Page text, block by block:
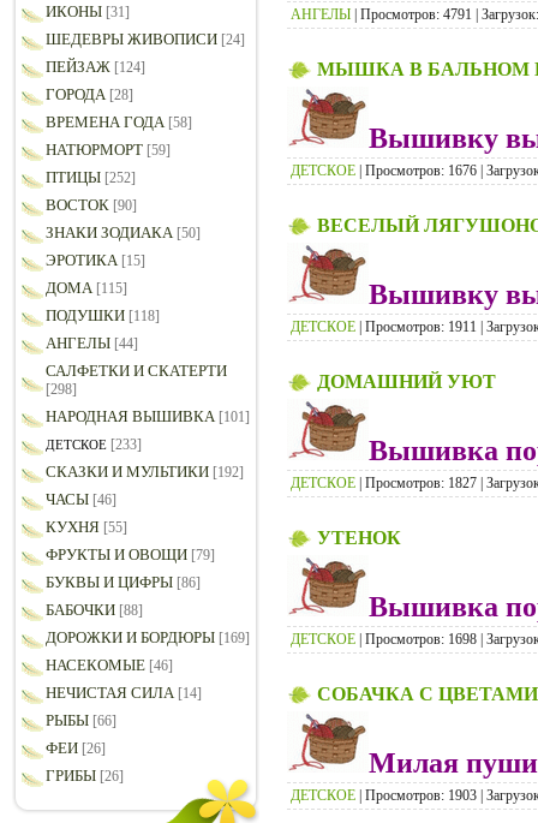
ИКОНЫ [31]
ШЕДЕВРЫ ЖИВОПИСИ [24]
ПЕЙЗАЖ [124]
ГОРОДА [28]
ВРЕМЕНА ГОДА [58]
НАТЮРМОРТ [59]
ПТИЦЫ [252]
ВОСТОК [90]
ЗНАКИ ЗОДИАКА [50]
ЭРОТИКА [15]
ДОМА [115]
ПОДУШКИ [118]
АНГЕЛЫ [44]
САЛФЕТКИ И СКАТЕРТИ
[298]
НАРОДНАЯ ВЫШИВКА [101]
ДЕТСКОЕ [233]
СКАЗКИ И МУЛЬТИКИ [192]
ЧАСЫ [46]
КУХНЯ [55]
ФРУКТЫ И ОВОЩИ [79]
БУКВЫ И ЦИФРЫ [86]
БАБОЧКИ [88]
ДОРОЖКИ И БОРДЮРЫ [169]
НАСЕКОМЫЕ [46]
НЕЧИСТАЯ СИЛА [14]
РЫБЫ [66]
ФЕИ [26]
ГРИБЫ [26]
АНГЕЛЫ | Просмотров: 4791 |
МЫШКА В БАЛЬНОМ
Вышивку
ДЕТСКОЕ | Просмотров: 1676 |
ВЕСЕЛЫЙ
Вышивку
ДЕТСКОЕ | Просмотров: 1911 |
ДОМАШНИЙ УЮТ
Вышивка
ДЕТСКОЕ | Просмотров: 1827 |
УТЕНОК
Вышивка
ДЕТСКОЕ | Просмотров: 1698 |
СОБАЧКА С ЦВЕТАМИ
Милая
ДЕТСКОЕ | Просмотров: 1903 |